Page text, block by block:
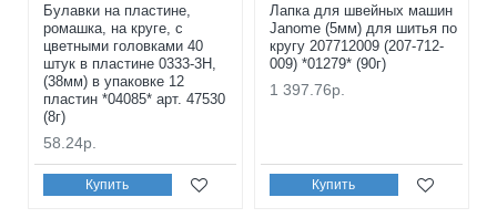
Булавки на пластине,
ромашка, на круге, с
цветными головками 40
штук в пластине 0333-3H,
(38мм) в упаковке 12
пластин *04085* арт. 47530
(8г)
58.24р.
Купить
Лапка для швейных машин
Janome (5мм) для шитья по
кругу 207712009 (207-712-
009) *01279* (90г)
1 397.76р.
Купить